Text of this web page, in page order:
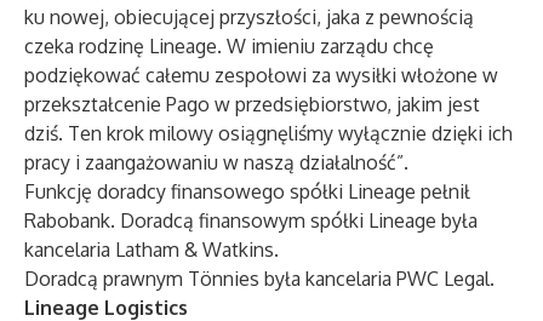
ku nowej, obiecującej przyszłości, jaka z pewnością
czeka rodzinę Lineage. W imieniu zarządu chcę
podziękować całemu zespołowi za wysiłki włożone w
przekształcenie Pago w przedsiębiorstwo, jakim jest
dziś. Ten krok milowy osiągnęliśmy wyłącznie dzięki ich
pracy i zaangażowaniu w naszą działalność”.
Funkcję doradcy finansowego spółki Lineage pełnił
Rabobank. Doradcą finansowym spółki Lineage była
kancelaria Latham & Watkins.
Doradcą prawnym Tönnies była kancelaria PWC Legal.
Lineage Logistics